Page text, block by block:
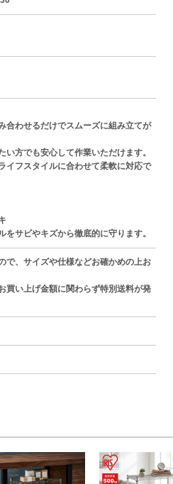
合わせるだけでスムーズに組み立てが
方でも安心して作業いただけます。
イフスタイルに合わせて柔軟に対応で
サビやキズから徹底的に守ります。
で、サイズや仕様などお確かめの上お
買い上げ金額に関わらず特別送料が発